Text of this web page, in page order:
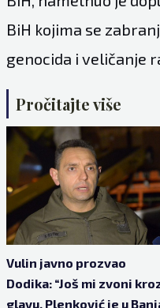
BiH kojima se
genocida i veličanje
Pročitajte više
Vulin javno prozvao
Dodika: “Još mi zvoni
glavu. Plenković je u